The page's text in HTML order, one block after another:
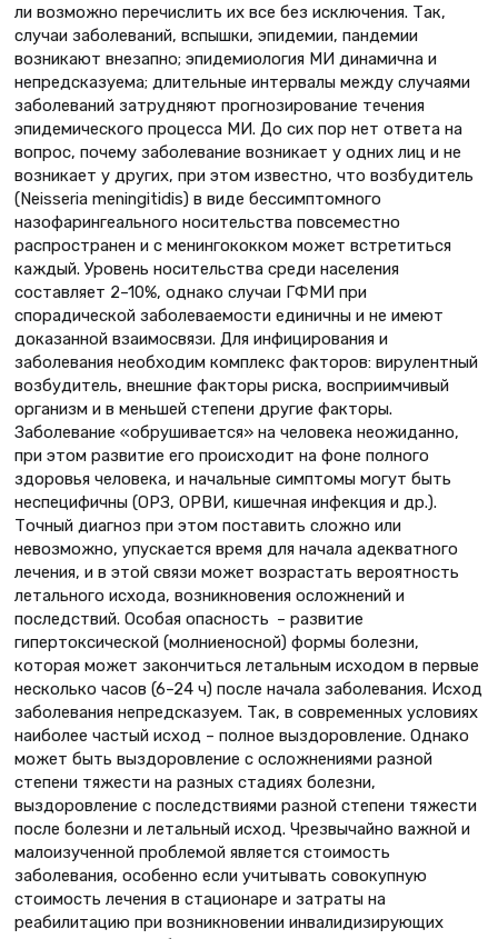
ли возможно перечислить их все без исключения. Так,
случаи заболеваний, вспышки, эпидемии, пандемии
возникают внезапно; эпидемиология МИ динамична и
непредсказуема; длительные интервалы между случаями
заболеваний затрудняют прогнозирование течения
эпидемического процесса МИ. До сих пор нет ответа на
вопрос, почему заболевание возникает у одних лиц и не
возникает у других, при этом известно, что возбудитель
(Neisseria meningitidis) в виде бессимптомного
назофарингеального носительства повсеместно
распространен и с менингококком может встретиться
каждый. Уровень носительства среди населения
составляет 2–10%, однако случаи ГФМИ при
спорадической заболеваемости единичны и не имеют
доказанной взаимосвязи. Для инфицирования и
заболевания необходим комплекс факторов: вирулентный
возбудитель, внешние факторы риска, восприимчивый
организм и в меньшей степени другие факторы.
Заболевание «обрушивается» на человека неожиданно,
при этом развитие его происходит на фоне полного
здоровья человека, и начальные симптомы могут быть
неспецифичны (ОРЗ, ОРВИ, кишечная инфекция и др.).
Точный диагноз при этом поставить сложно или
невозможно, упускается время для начала адекватного
лечения, и в этой связи может возрастать вероятность
летального исхода, возникновения осложнений и
последствий. Особая опасность – развитие
гипертоксической (молниеносной) формы болезни,
которая может закончиться летальным исходом в первые
несколько часов (6–24 ч) после начала заболевания. Исход
заболевания непредсказуем. Так, в современных условиях
наиболее частый исход – полное выздоровление. Однако
может быть выздоровление с осложнениями разной
степени тяжести на разных стадиях болезни,
выздоровление с последствиями разной степени тяжести
после болезни и летальный исход. Чрезвычайно важной и
малоизученной проблемой является стоимость
заболевания, особенно если учитывать совокупную
стоимость лечения в стационаре и затраты на
реабилитацию при возникновении инвалидизирующих